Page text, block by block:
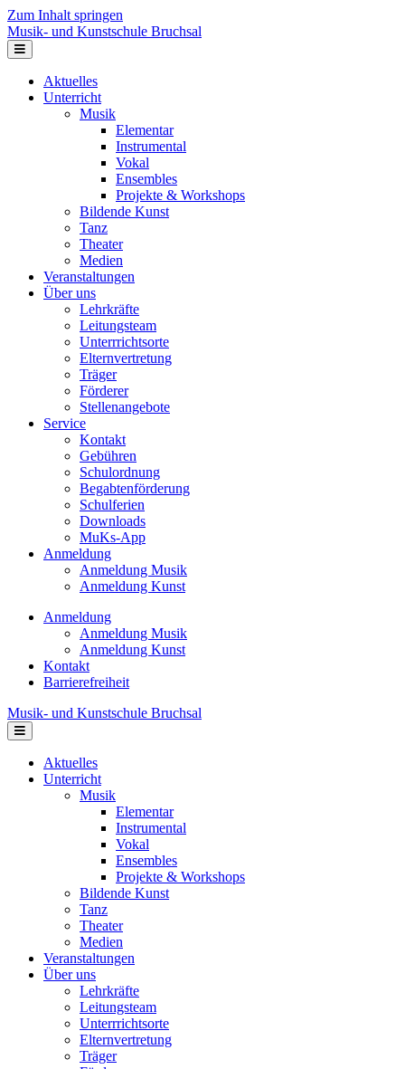
Zum Inhalt springen
Musik- und Kunstschule Bruchsal
Navigation
Aktuelles
Unterricht
Musik
Elementar
Instrumental
Vokal
Ensembles
Projekte & Workshops
Bildende Kunst
Tanz
Theater
Medien
Veranstaltungen
Über uns
Lehrkräfte
Leitungsteam
Unterrrichtsorte
Elternvertretung
Träger
Förderer
Stellenangebote
Service
Kontakt
Gebühren
Schulordnung
Begabtenförderung
Schulferien
Downloads
MuKs-App
Anmeldung
Anmeldung Musik
Anmeldung Kunst
Anmeldung
Anmeldung Musik
Anmeldung Kunst
Kontakt
Barrierefreiheit
Musik- und Kunstschule Bruchsal
Navigation
Aktuelles
Unterricht
Musik
Elementar
Instrumental
Vokal
Ensembles
Projekte & Workshops
Bildende Kunst
Tanz
Theater
Medien
Veranstaltungen
Über uns
Lehrkräfte
Leitungsteam
Unterrrichtsorte
Elternvertretung
Träger